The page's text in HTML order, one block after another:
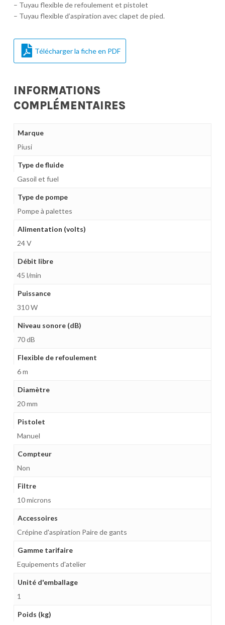
– Tuyau flexible de refoulement et pistolet
– Tuyau flexible d’aspiration avec clapet de pied.
Télécharger la fiche en PDF
INFORMATIONS
COMPLÉMENTAIRES
Marque
Piusi
Type de fluide
Gasoil et fuel
Type de pompe
Pompe à palettes
Alimentation (volts)
24 V
Débit libre
45 l/min
Puissance
310 W
Niveau sonore (dB)
70 dB
Flexible de refoulement
6 m
Diamètre
20 mm
Pistolet
Manuel
Compteur
Non
Filtre
10 microns
Accessoires
Crépine d'aspiration Paire de gants
Gamme tarifaire
Equipements d'atelier
Unité d'emballage
1
Poids (kg)